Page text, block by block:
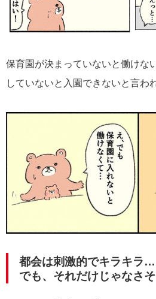
保育園が決まっていないと働けな
していないと入園できないと言わ
都会は刺激的でキラキラ
でも、それだけじゃなさ